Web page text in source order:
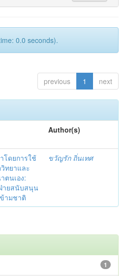
0.0 seconds).
previous 1 next
Author(s)
โดยการใช้
ทยาและ
ตนเอง:
ายสนับสนุน
ามชาติ
ขวัญรัก ถิ่นเทศ
1